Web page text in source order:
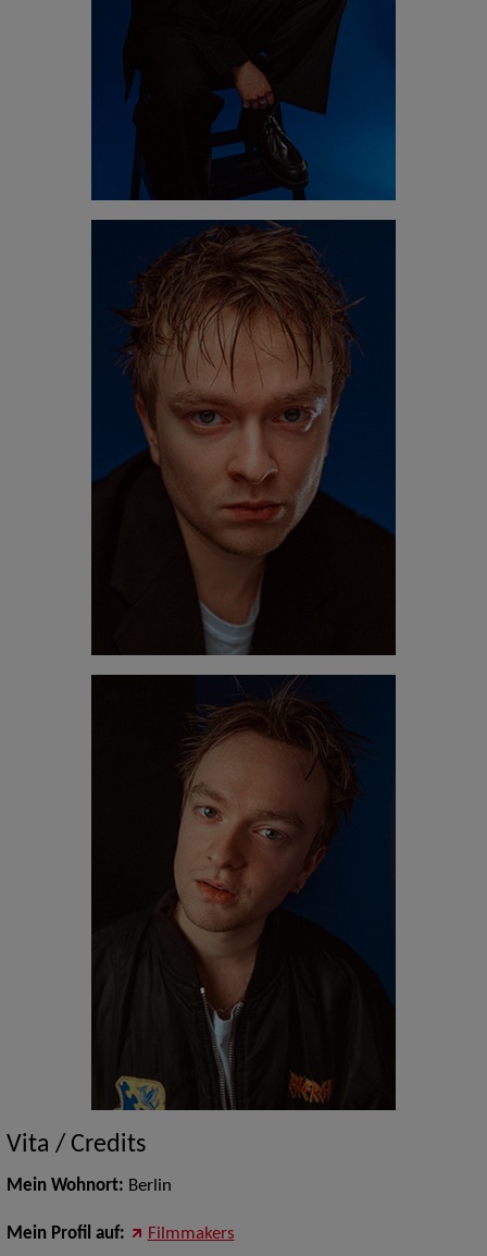
Vita / Credits
Mein Wohnort: Berlin
Mein Profil auf: Filmmakers